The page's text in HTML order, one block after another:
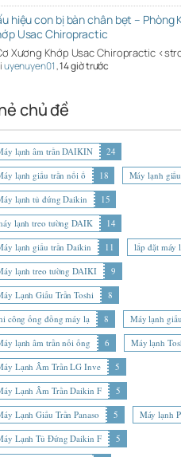
hiệu con bị bàn chân bẹt – Phòng
Usac Chiropractic
Xương Khớp Usac Chiropractic
uyenuyen01,14 giờ trước
chủ đề
lạnh âm trần DAIKIN
24
lạnh giấu trần nối ố
18 Máy lạnh
lạnh tủ đứng Daikin
15
lạnh treo tường DAIK
14
lạnh giấu trần Daikin
11 lắp đặt máy
lạnh treo tường DAIKI
9
Lạnh Giấu Trần Toshi
8
công ống đồng máy lạ
8 Máy lạnh
lạnh âm trần nối ống
6 Máy lạnh
Lạnh Âm Trần LG Inve
5
Lạnh Âm Trần Daikin F
5
Lạnh Giấu Trần Panaso
5 Máy lạnh
Lạnh Tủ Đứng Daikin F
5